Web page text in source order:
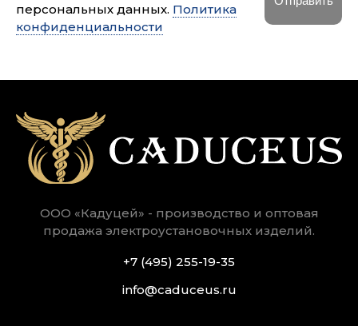
персональных данных. Политика
конфиденциальности
ООО «Кадуцей» - производство и оптовая
продажа электроустановочных изделий.
+7 (495) 255-19-35
info@caduceus.ru